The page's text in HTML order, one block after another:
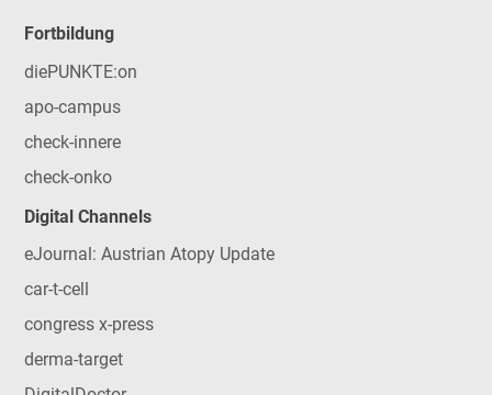
Fortbildung
diePUNKTE:on
apo-campus
check-innere
check-onko
Digital Channels
eJournal: Austrian Atopy Update
car-t-cell
congress x-press
derma-target